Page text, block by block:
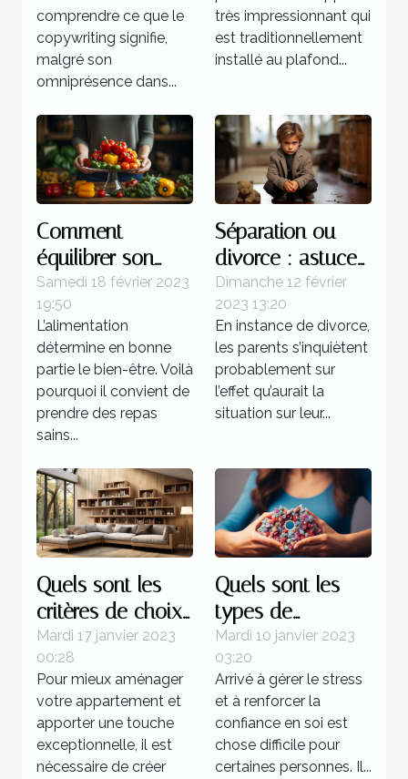
comprendre ce que le
copywriting signifie,
malgré son
omniprésence dans...
très impressionnant qui
est traditionnellement
installé au plafond...
Comment
équilibrer son
alimentation ?
Samedi 18 février 2023
19:50
L’alimentation
détermine en bonne
partie le bien-être. Voilà
pourquoi il convient de
prendre des repas
sains...
Séparation ou
divorce : astuces
pour atténuer la
souffrance des
enfants
Dimanche 12 février
2023 13:20
En instance de divorce,
les parents s’inquiètent
probablement sur
l’effet qu’aurait la
situation sur leur...
Quels sont les
critères de choix
d’une étagère
murale à livres ?
Mardi 17 janvier 2023
00:28
Pour mieux aménager
votre appartement et
apporter une touche
exceptionnelle, il est
nécessaire de créer
Quels sont les
types de
formation pour
devenir un
sophrologue ?
Mardi 10 janvier 2023
03:20
Arrivé à gérer le stress
et à renforcer la
confiance en soi est
chose difficile pour
certaines personnes. Il...